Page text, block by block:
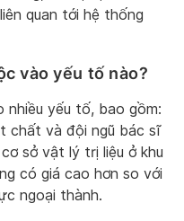
quan tới hệ thống
vào yếu tố nào?
nhiều yếu tố, bao gồm:
chất và đội ngũ bác sĩ
sở vật lý trị liệu ở khu
có giá cao hơn so với
ngoại thành.